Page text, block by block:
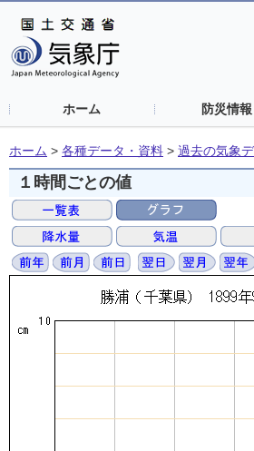
ホーム 防災情報
ホーム > 各種データ・資料 > 過去の気象
１時間ごとの値